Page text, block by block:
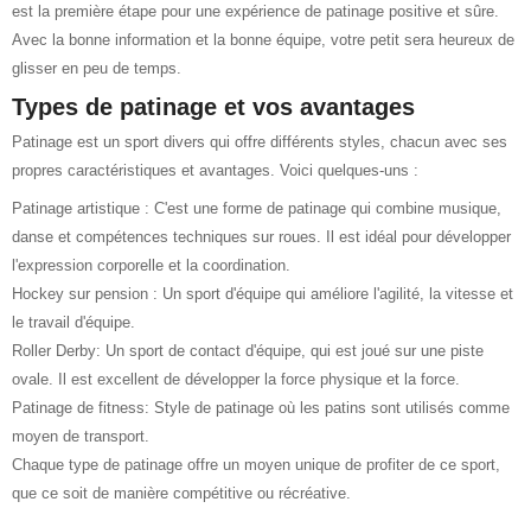
est la première étape pour une expérience de patinage positive et sûre.
Avec la bonne information et la bonne équipe, votre petit sera heureux de
glisser en peu de temps.
Types de patinage et vos avantages
Patinage est un sport divers qui offre différents styles, chacun avec ses
propres caractéristiques et avantages. Voici quelques-uns :
Patinage artistique : C'est une forme de patinage qui combine musique,
danse et compétences techniques sur roues. Il est idéal pour développer
l'expression corporelle et la coordination.
Hockey sur pension : Un sport d'équipe qui améliore l'agilité, la vitesse et
le travail d'équipe.
Roller Derby: Un sport de contact d'équipe, qui est joué sur une piste
ovale. Il est excellent de développer la force physique et la force.
Patinage de fitness: Style de patinage où les patins sont utilisés comme
moyen de transport.
Chaque type de patinage offre un moyen unique de profiter de ce sport,
que ce soit de manière compétitive ou récréative.